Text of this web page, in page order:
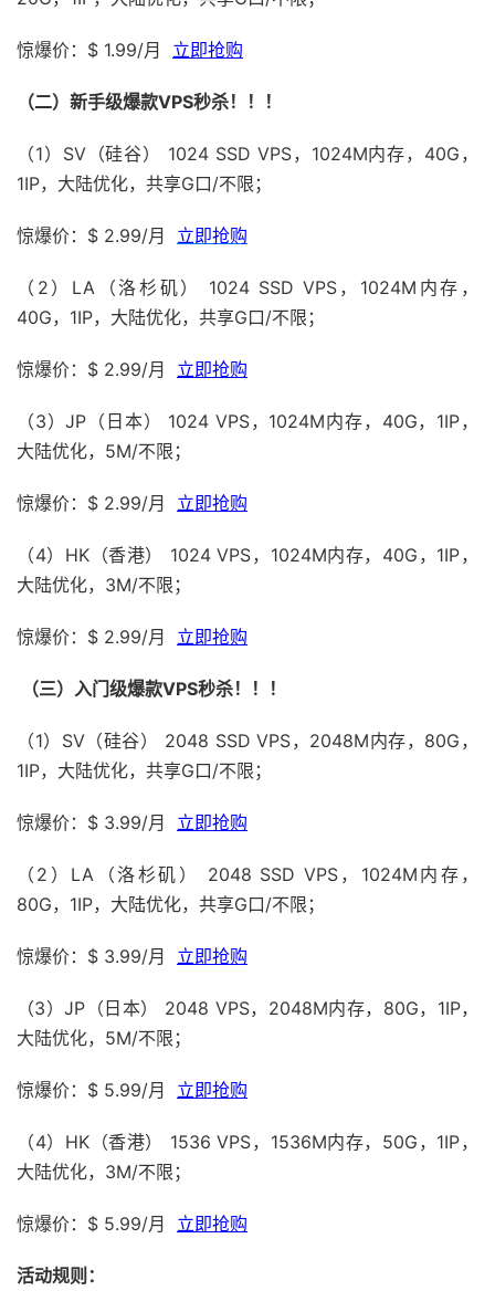
惊爆价：$ 1.99/月 立即抢购
（二）新手级爆款VPS秒杀！！！
（1）SV（硅谷） 1024 SSD VPS，1024M内存，40G，
1IP，大陆优化，共享G口/不限；
惊爆价：$ 2.99/月 立即抢购
（2）LA（洛杉矶） 1024 SSD VPS，1024M内存，
40G，1IP，大陆优化，共享G口/不限；
惊爆价：$ 2.99/月 立即抢购
（3）JP（日本） 1024 VPS，1024M内存，40G，1IP，
大陆优化，5M/不限；
惊爆价：$ 2.99/月 立即抢购
（4）HK（香港） 1024 VPS，1024M内存，40G，1IP，
大陆优化，3M/不限；
惊爆价：$ 2.99/月 立即抢购
（三）入门级爆款VPS秒杀！！！
（1）SV（硅谷） 2048 SSD VPS，2048M内存，80G，
1IP，大陆优化，共享G口/不限；
惊爆价：$ 3.99/月 立即抢购
（2）LA（洛杉矶） 2048 SSD VPS，1024M内存，
80G，1IP，大陆优化，共享G口/不限；
惊爆价：$ 3.99/月 立即抢购
（3）JP（日本） 2048 VPS，2048M内存，80G，1IP，
大陆优化，5M/不限；
惊爆价：$ 5.99/月 立即抢购
（4）HK（香港） 1536 VPS，1536M内存，50G，1IP，
大陆优化，3M/不限；
惊爆价：$ 5.99/月 立即抢购
活动规则：